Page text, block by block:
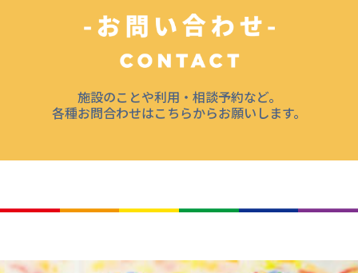
施設のことや利用・相談予約など。
各種お問合わせはこちらからお願いします。